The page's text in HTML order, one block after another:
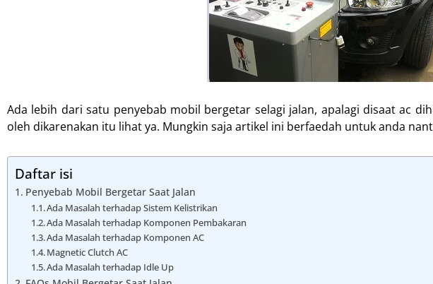
Ada lebih dari satu penyebab mobil bergetar selagi jalan, apalagi disaat ac
oleh dikarenakan itu lihat ya. Mungkin saja artikel ini berfaedah untuk anda
Daftar isi
Penyebab Mobil Bergetar Saat Jalan
Ada Masalah terhadap Sistem Kelistrikan
Ada Masalah terhadap Komponen Pembakaran
Ada Masalah terhadap Komponen AC
Magnetic Clutch AC
Ada Masalah terhadap Idle Up